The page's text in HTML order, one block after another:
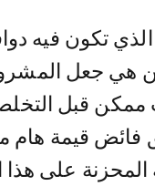
تكون فيه
هي جعل
قبل
فائض قيمة هام
المحزنة على هذا